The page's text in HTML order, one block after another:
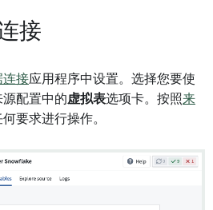
接
连接应用程序中设置。选择您要使
配置中的虚拟表选项卡。按照来
要求进行操作。